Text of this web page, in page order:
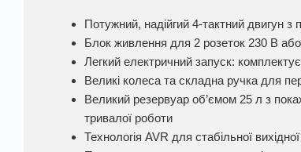
Потужний, надійгий 4-тактний двигун
Блок живлення для 2 розеток 230 В
Легкий електричний запуск:
Великі колеса та складна ручка для
Великий резервуар об’ємом 25 л з
тривалої роботи
Технологія AVR для стабільної